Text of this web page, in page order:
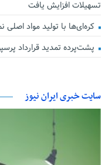
تسهیلات افزایش یافت
کره‌ای‌ها با تولید مواد اصلی
پشت‌پرده تمدید قرارداد
سایت خبری ایران نیوز